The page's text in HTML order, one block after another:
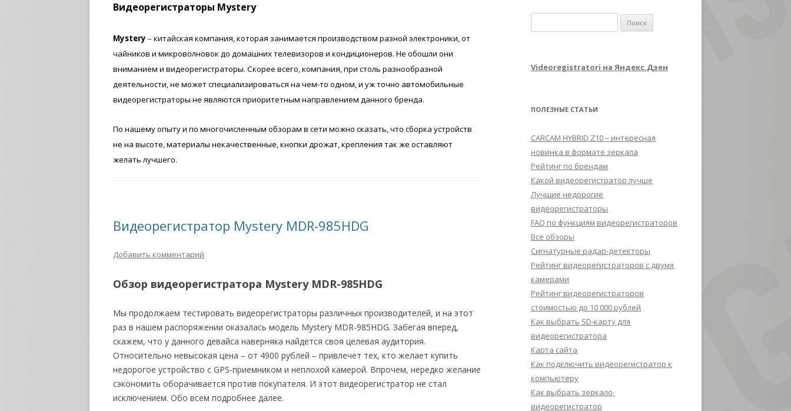
Видеорегистраторы Mystery
Mystery – китайская компания, которая занимается производством разной электроники, от
чайников и микроволновок до домашних телевизоров и кондиционеров. Не обошли они
вниманием и видеорегистраторы. Скорее всего, компания, при столь разнообразной
деятельности, не может специализироваться на чем-то одном, и уж точно автомобильные
видеорегистраторы не являются приоритетным направлением данного бренда.
По нашему опыту и по многочисленным обзорам в сети можно сказать, что сборка устройств
не на высоте, материалы некачественные, кнопки дрожат, крепления так же оставляют
желать лучшего.
Видеорегистратор Mystery MDR-985HDG
Добавить комментарий
Обзор видеорегистратора Mystery MDR-985HDG
Мы продолжаем тестировать видеорегистраторы различных производителей, и на этот
раз в нашем распоряжении оказалась модель Mystery MDR-985HDG. Забегая вперед,
скажем, что у данного девайса наверняка найдется своя целевая аудитория.
Относительно невысокая цена – от 4900 рублей – привлечет тех, кто желает купить
недорогое устройство с GPS-приемником и неплохой камерой. Впрочем, нередко желание
сэкономить оборачивается против покупателя. И этот видеорегистратор не стал
исключением. Обо всем подробнее далее.
Videoregistratori на Яндекс.Дзен
ПОЛЕЗНЫЕ СТАТЬИ
CARCAM HYBRID Z10 – интересная
новинка в формате зеркала
Рейтинг по брендам
Какой видеорегистратор лучше
Лучшие недорогие
видеорегистраторы
FAQ по функциям видеорегистраторов
Все обзоры
Сигнатурные радар-детекторы
Рейтинг видеорегистраторов с двумя
камерами
Рейтинг видеорегистраторов
стоимостью до 10 000 рублей
Как выбрать SD-карту для
видеорегистратора
Карта сайта
Как подключить видеорегистратор к
компьютеру
Как выбрать зеркало-
видеорегистратор